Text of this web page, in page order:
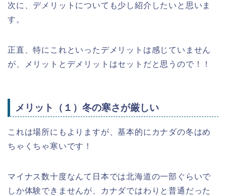
次に、デメリットについても少し紹介したいと思いま
す。
正直、特にこれといったデメリットは感じていません
が、メリットとデメリットはセットだと思うので！！
メリット（１）冬の寒さが厳しい
これは場所にもよりますが、基本的にカナダの冬はめ
ちゃくちゃ寒いです！
マイナス数十度なんて日本では北海道の一部ぐらいで
しか体験できませんが、カナダではわりと普通だった